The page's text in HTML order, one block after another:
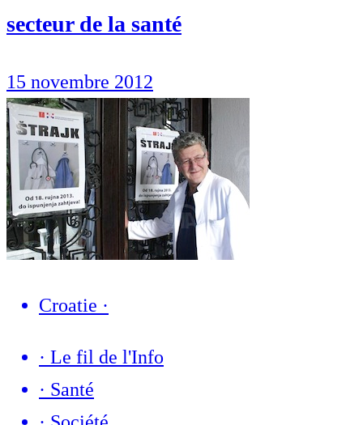
secteur de la santé
15 novembre 2012
Croatie ·
· Le fil de l'Info
· Santé